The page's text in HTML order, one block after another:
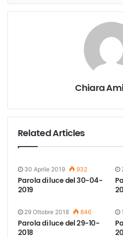
Chiara
Related Articles
30 Aprile 2019 932
Parola di luce del 30-04-
2019
29 Ottobre 2018 846
Parola di luce del 29-10-
2018